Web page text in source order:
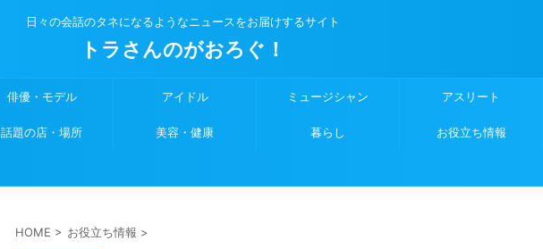
日々の会話のタネになるようなニュースをお届けするサイト
トラさんのがおろぐ！
俳優・モデル アイドル ミュージシャン アスリート
話題の店・場所 美容・健康 暮らし お役立ち情報
HOME > お役立ち情報 >